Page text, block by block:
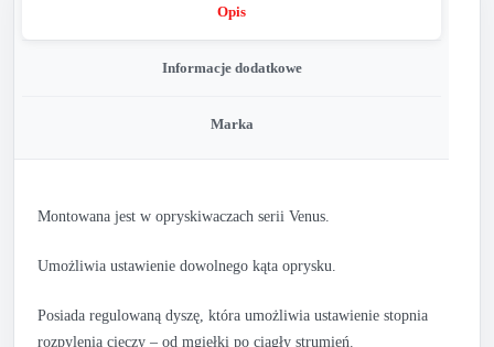
Opis
Informacje dodatkowe
Marka
Montowana jest w opryskiwaczach serii Venus.
Umożliwia ustawienie dowolnego kąta oprysku.
Posiada regulowaną dyszę, która umożliwia ustawienie stopnia
rozpylenia cieczy – od mgiełki po ciągły strumień.